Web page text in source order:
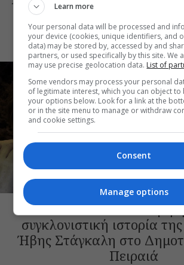
του Ρέυμοντ Κάρβερ
παράσταση στο studio
ΘΕΑΤΡΙΚΑ ΝΕΑ
Artist Unknown – Η Ήβη
συγκλονιστική ιστορία
Ήβης Στάγκαλη στο
Πειραιά
Learn more
Your personal data will be processed and
your device (cookies, unique identifiers, and
data) may be stored by, accessed by and
partners, or used specifically by this site. We
may use precise geolocation data. List of
Some vendors may process your personal
of legitimate interest, which you can object to
your options below. Look for a link at the
or in the site menu to manage or withdraw
and cookie settings.
Consent
Manage options